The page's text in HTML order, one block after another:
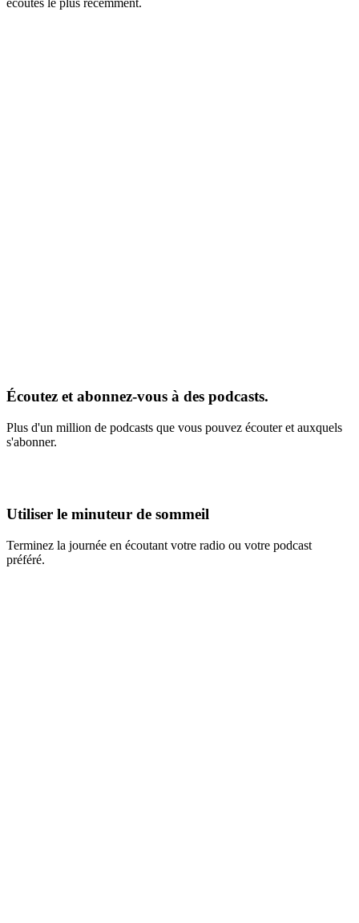
écoutés le plus récemment.
Écoutez et abonnez-vous à des podcasts.
Plus d'un million de podcasts que vous pouvez écouter et auxquels
s'abonner.
Utiliser le minuteur de sommeil
Terminez la journée en écoutant votre radio ou votre podcast
préféré.